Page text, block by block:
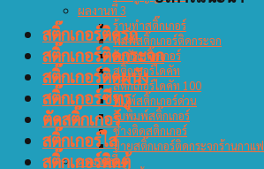
ผลงานที่ 3
ร้านทำสติ๊กเกอร์
พิมพ์สติ๊กเกอร์ติดกระจก
รับตัดสติ๊กเกอร์
สติ๊กเกอร์ไดคัท
สติ๊กเกอร์ไดคัท 100
พิมพ์สติ๊กเกอร์ด่วน
รับพิมพ์สติ๊กเกอร์
ช่างติดสติกเกอร์
ป้ายสติ๊กเกอร์ติดกระจกร้านกาแฟ
ผลงานที่ 4
สติ๊กเกอร์ติดรถ
สติ๊กเกอร์ติดกระจก
สติ๊กเกอร์ติดผนัง
สติ๊กเกอร์ซีทรู
ตัดสติ๊กเกอร์
สติ๊กเกอร์ใส
สติ๊กเกอร์ติดตู้